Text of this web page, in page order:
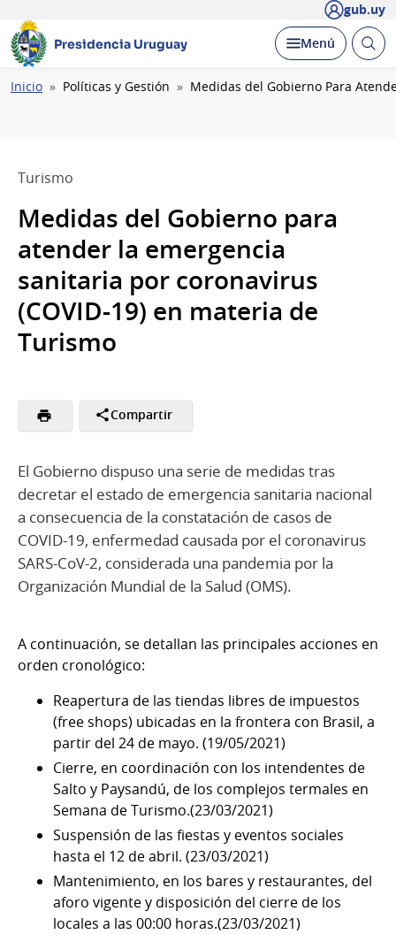
gub.uy
Presidencia Uruguay Desplegar
Menú Abrir
Ruta
Inicio Políticas y Gestión Medidas del Gobierno Para
Turismo
Medidas del Gobierno para
atender la emergencia
sanitaria por coronavirus
(COVID-19) en materia de
Turismo
Compartir
El Gobierno dispuso una serie de medidas tras
decretar el estado de emergencia sanitaria nacional
a consecuencia de la constatación de casos de
COVID-19, enfermedad causada por el coronavirus
SARS-CoV-2, considerada una pandemia por la
Organización Mundial de la Salud (OMS).
A continuación, se detallan las principales acciones en
orden cronológico:
Reapertura de las tiendas libres de impuestos
(free shops) ubicadas en la frontera con Brasil, a
partir del 24 de mayo. (19/05/2021)
Cierre, en coordinación con los intendentes de
Salto y Paysandú, de los complejos termales en
Semana de Turismo.(23/03/2021)
Suspensión de las fiestas y eventos sociales
hasta el 12 de abril. (23/03/2021)
Mantenimiento, en los bares y restaurantes, del
aforo vigente y disposición del cierre de los
locales a las 00:00 horas.(23/03/2021)